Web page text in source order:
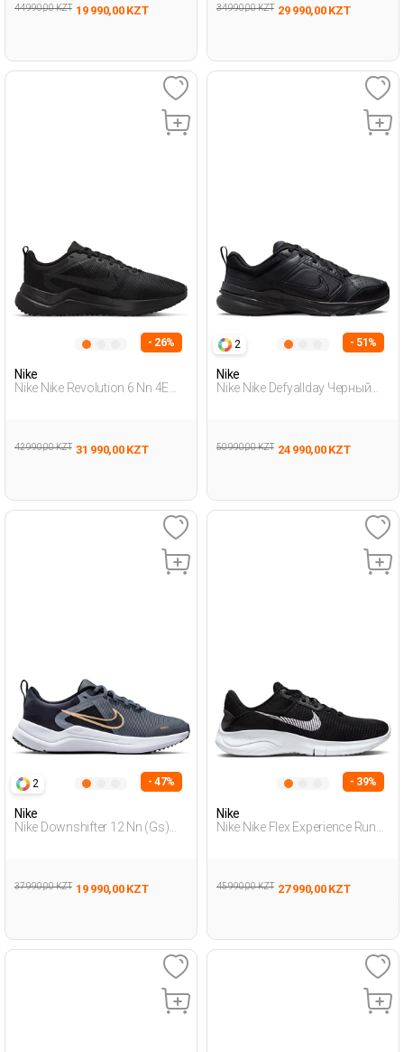
44 990,00 KZT 19 990,00 KZT 34 990,00 KZT 29 990,00 KZT
- 26%
Nike
Nike Nike Revolution 6 Nn 4E
42 990,00 KZT 31 990,00 KZT
2 - 51%
Nike
Nike Nike Defyallday Черный
50 990,00 KZT 24 990,00 KZT
2 - 47%
Nike
Nike Downshifter 12 Nn (Gs)
37 990,00 KZT 19 990,00 KZT
- 39%
Nike
Nike Nike Flex Experience Run
45 990,00 KZT 27 990,00 KZT